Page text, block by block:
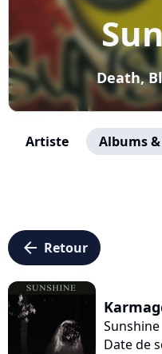
Death,
Artiste Albums
arrow_left Retour
Sunshine
Date de